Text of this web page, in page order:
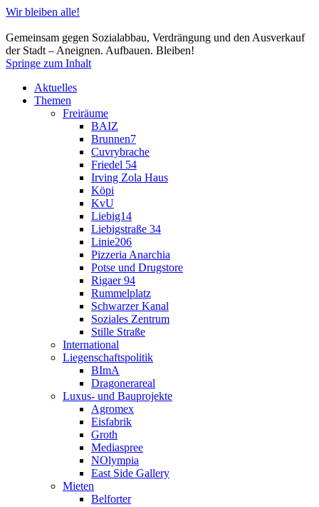
Wir bleiben alle!
Gemeinsam gegen Sozialabbau, Verdrängung und den Ausverkauf
der Stadt – Aneignen. Aufbauen. Bleiben!
Springe zum Inhalt
Aktuelles
Themen
Freiräume
BAIZ
Brunnen7
Cuvrybrache
Friedel 54
Irving Zola Haus
Köpi
KvU
Liebig14
Liebigstraße 34
Linie206
Pizzeria Anarchia
Potse und Drugstore
Rigaer 94
Rummelplatz
Schwarzer Kanal
Soziales Zentrum
Stille Straße
International
Liegenschaftspolitik
BImA
Dragonerareal
Luxus- und Bauprojekte
Agromex
Eisfabrik
Groth
Mediaspree
NOlympia
East Side Gallery
Mieten
Belforter